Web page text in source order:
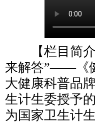
【栏目简介
来解答”——《
大健康科普品
生计生委授予
为国家卫生计